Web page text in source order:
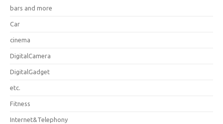
bars and more
Car
cinema
DigitalCamera
DigitalGadget
etc.
Fitness
Internet&Telephony